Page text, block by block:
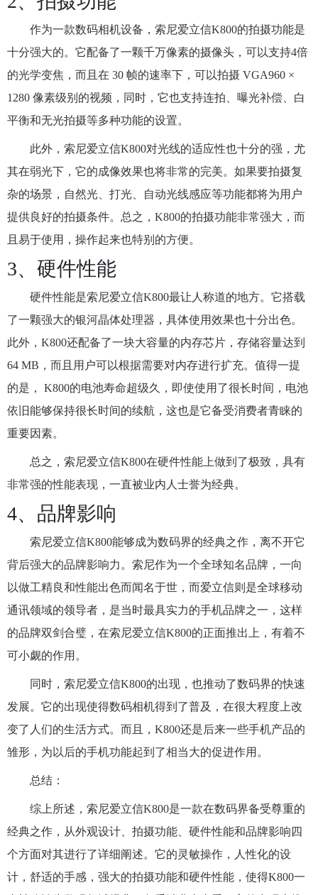
作为一款数码相机设备，索尼爱立信K800的拍摄功能是
十分强大的。它配备了一颗千万像素的摄像头，可以支持4倍
的光学变焦，而且在 30 帧的速率下，可以拍摄 VGA960 ×
1280 像素级别的视频，同时，它也支持连拍、曝光补偿、白
平衡和无光拍摄等多种功能的设置。
此外，索尼爱立信K800对光线的适应性也十分的强，尤
其在弱光下，它的成像效果也将非常的完美。如果要拍摄复
杂的场景，自然光、打光、自动光线感应等功能都将为用户
提供良好的拍摄条件。总之，K800的拍摄功能非常强大，而
且易于使用，操作起来也特别的方便。
3、硬件性能
硬件性能是索尼爱立信K800最让人称道的地方。它搭载
了一颗强大的银河晶体处理器，具体使用效果也十分出色。
此外，K800还配备了一块大容量的内存芯片，存储容量达到
64 MB，而且用户可以根据需要对内存进行扩充。值得一提
的是， K800的电池寿命超级久，即使使用了很长时间，电池
依旧能够保持很长时间的续航，这也是它备受消费者青睐的
重要因素。
总之，索尼爱立信K800在硬件性能上做到了极致，具有
非常强的性能表现，一直被业内人士誉为经典。
4、品牌影响
索尼爱立信K800能够成为数码界的经典之作，离不开它
背后强大的品牌影响力。索尼作为一个全球知名品牌，一向
以做工精良和性能出色而闻名于世，而爱立信则是全球移动
通讯领域的领导者，是当时最具实力的手机品牌之一，这样
的品牌双剑合璧，在索尼爱立信K800的正面推出上，有着不
可小觑的作用。
同时，索尼爱立信K800的出现，也推动了数码界的快速
发展。它的出现使得数码相机得到了普及，在很大程度上改
变了人们的生活方式。而且，K800还是后来一些手机产品的
雏形，为以后的手机功能起到了相当大的促进作用。
总结：
综上所述，索尼爱立信K800是一款在数码界备受尊重的
经典之作，从外观设计、拍摄功能、硬件性能和品牌影响四
个方面对其进行了详细阐述。它的灵敏操作，人性化的设
计，舒适的手感，强大的拍摄功能和硬件性能，使得K800一